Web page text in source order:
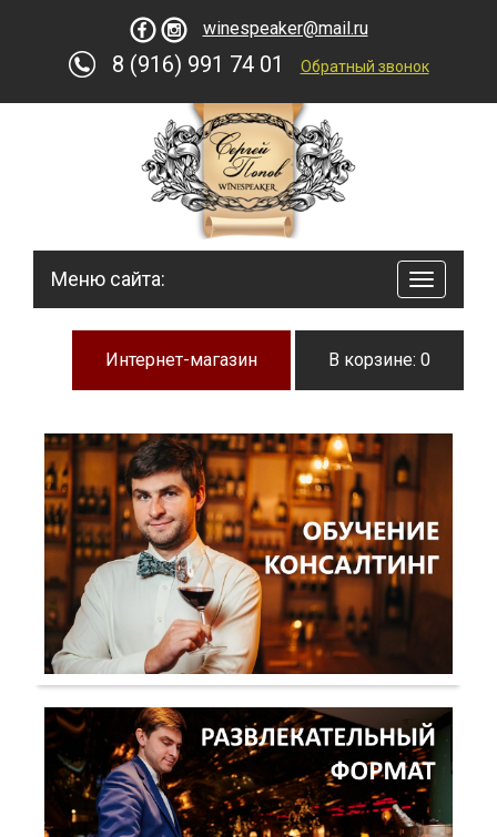
winespeaker@mail.ru
8 (916) 991 74 01 Обратный звонок
по
сайту
Меню сайта:
Интернет-магазин В корзине: 0